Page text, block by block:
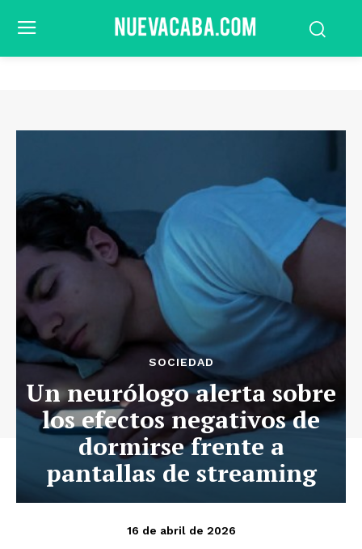
SOCIEDAD
Un neurólogo alerta sobre
los efectos negativos de
dormirse frente a
pantallas de streaming
16 de abril de 2026